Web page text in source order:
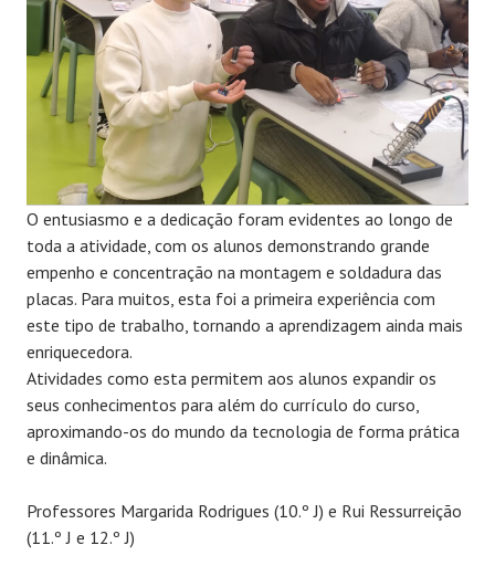
O entusiasmo e a dedicação foram evidentes ao longo de
toda a atividade, com os alunos demonstrando grande
empenho e concentração na montagem e soldadura das
placas. Para muitos, esta foi a primeira experiência com
este tipo de trabalho, tornando a aprendizagem ainda mais
enriquecedora.
Atividades como esta permitem aos alunos expandir os
seus conhecimentos para além do currículo do curso,
aproximando-os do mundo da tecnologia de forma prática
e dinâmica.
Professores Margarida Rodrigues (10.º J) e Rui Ressurreição
(11.º J e 12.º J)